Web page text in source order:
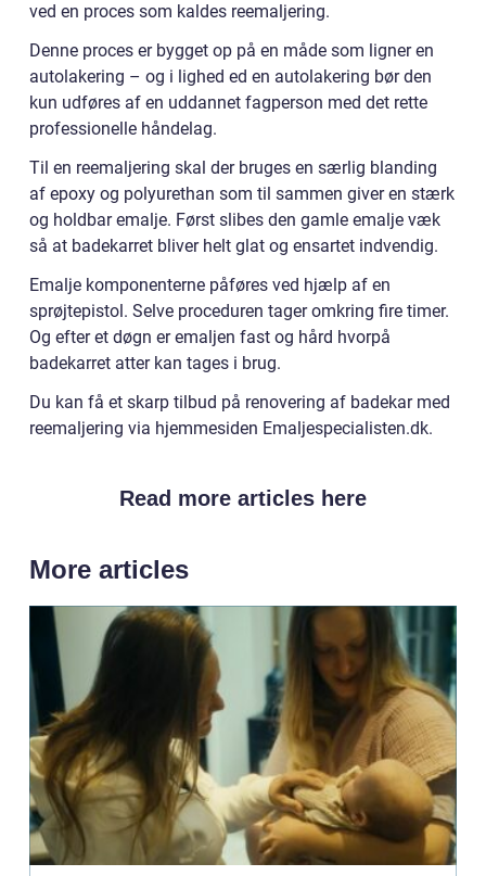
ved en proces som kaldes reemaljering.
Denne proces er bygget op på en måde som ligner en
autolakering – og i lighed ed en autolakering bør den
kun udføres af en uddannet fagperson med det rette
professionelle håndelag.
Til en reemaljering skal der bruges en særlig blanding
af epoxy og polyurethan som til sammen giver en stærk
og holdbar emalje. Først slibes den gamle emalje væk
så at badekarret bliver helt glat og ensartet indvendig.
Emalje komponenterne påføres ved hjælp af en
sprøjtepistol. Selve proceduren tager omkring fire timer.
Og efter et døgn er emaljen fast og hård hvorpå
badekarret atter kan tages i brug.
Du kan få et skarp tilbud på renovering af badekar med
reemaljering via hjemmesiden Emaljespecialisten.dk.
Read more articles here
More articles